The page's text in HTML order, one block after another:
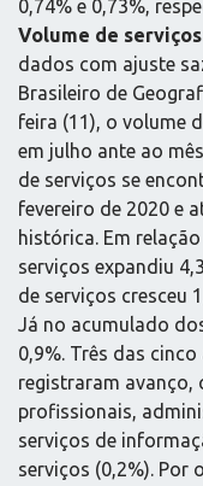
0,74% e 0,73%,
Volume de
dados com ajuste
Brasileiro de
feira (11), o volume
em julho ante ao
de serviços se
fevereiro de 2020 e
histórica. Em
serviços expandiu
de serviços cresceu
Já no acumulado
0,9%. Três das
registraram avanço,
profissionais,
serviços de
serviços (0,2%).